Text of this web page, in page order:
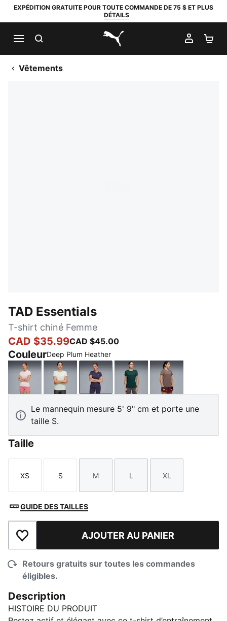
EXPÉDITION GRATUITE POUR TOUTE COMMANDE DE 75 $ ET PLUS
DÉTAILS
PUMA.com
MON
Vêtements
TAD Essentials
T-shirt chiné Femme
CAD $35.99CAD $45.00
CouleurDeep Plum Heather
Jasmine Flower Heather
Sage Frost HeatherDeep Plum HeatherGreen Terrain Heather
Raisin Heather
Le mannequin mesure 5' 9" cm et porte une
taille S.
Taille
Taille
XS
Taille
S
Taille
M
Taille
L
Taille
XL
GUIDE DES TAILLES
Ajouter à la liste de souhaits
AJOUTER AU PANIER
Retours gratuits sur toutes les commandes
éligibles.
Description
HISTOIRE DU PRODUIT